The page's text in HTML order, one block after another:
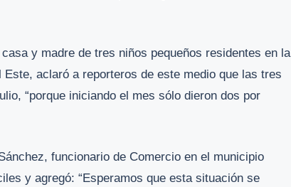
y madre de tres niños pequeños residentes en la
aclaró a reporteros de este medio que las tres
“porque iniciando el mes sólo dieron dos por
funcionario de Comercio en el municipio
y agregó: “Esperamos que esta situación se